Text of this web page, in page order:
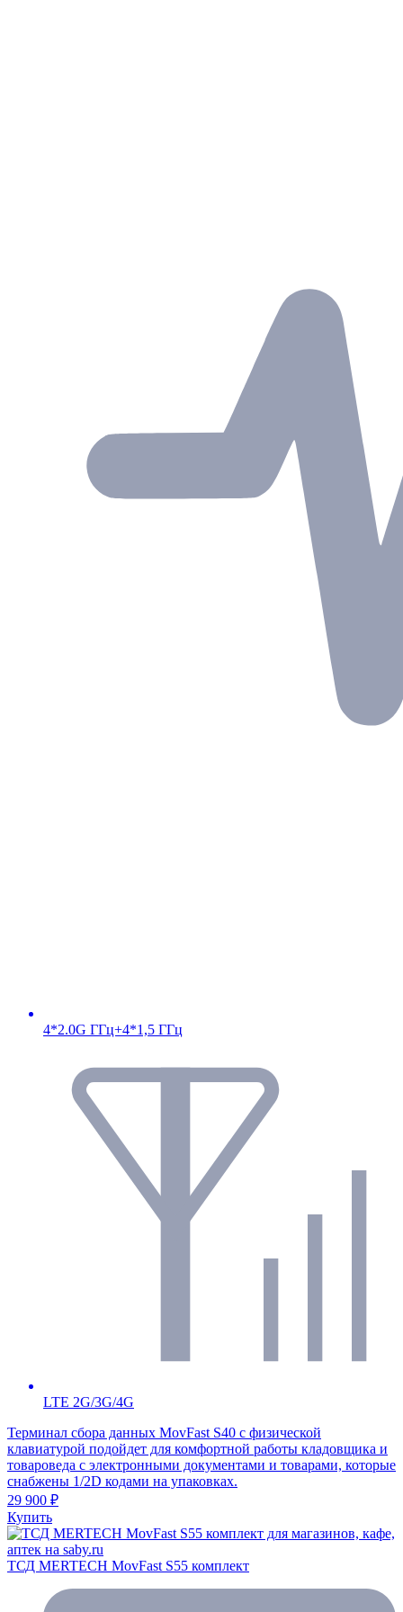
4*2.0G ГГц+4*1,5 ГГц
LTE 2G/3G/4G
Терминал сбора данных MovFast S40 с физической
клавиатурой подойдет для комфортной работы кладовщика и
товароведа с электронными документами и товарами, которые
снабжены 1/2D кодами на упаковках.
29 900 ₽
Купить
ТСД MERTECH MovFast S55 комплект